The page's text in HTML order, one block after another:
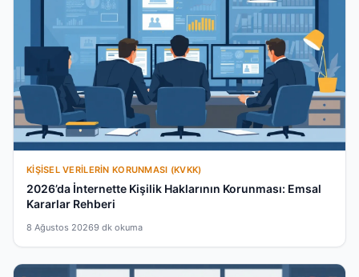
KIŞISEL VERILERIN KORUNMASI (KVKK)
2026’da İnternette Kişilik Haklarının Korunması: Emsal
Kararlar Rehberi
8 Ağustos 20269 dk okuma